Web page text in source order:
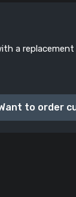
a replacement
to order